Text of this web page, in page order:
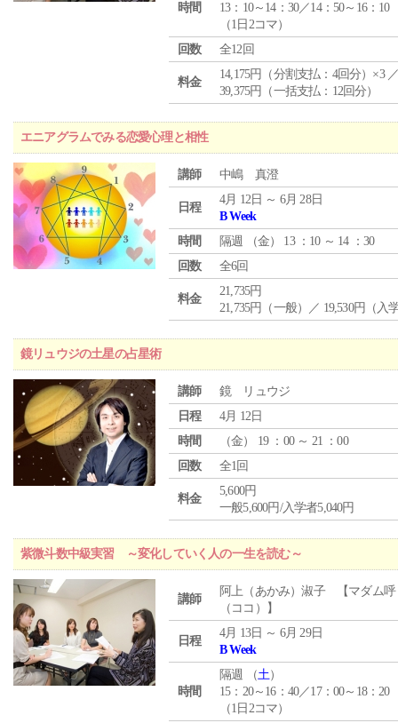
時間
13：10～14：30／14：50～16：10
（1日2コマ）
回数
全12回
料金
14,175円（分割支払：4回分）×3
39,375円（一括支払：12回分）
エニアグラムでみる恋愛心理と相性
講師 中嶋 真澄
日程
4月 12日 ～ 6月 28日
B Week
時間
隔週 （金） 13 ：10 ～ 14 ：30
回数
全6回
料金
21,735円
21,735円（一般）／ 19,530円（入
鏡リュウジの土星の占星術
講師
鏡 リュウジ
日程
4月 12日
時間
（金） 19 ：00 ～ 21 ：00
回数
全1回
料金
5,600円
一般5,600円/入学者5,040円
紫微斗数中級実習 ～変化していく人の一生を読む～
講師
阿上（あかみ）淑子 【マダム呼
（ココ）】
日程
4月 13日 ～ 6月 29日
B Week
時間
隔週 （土）
15：20～16：40／17：00～18：20
（1日2コマ）